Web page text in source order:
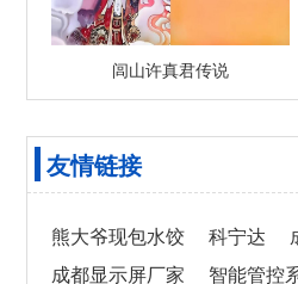
闾山许真君传说
友情链接
熊大爷现包水饺 科宁达
成都显示屏厂家
智能管控